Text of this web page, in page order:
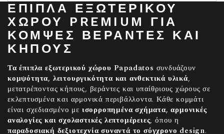
ΈΠΙΠΛΑ ΕΞΩΤΕΡΙΚΟΎ
ΧΏΡΟΥ PREMIUM ΓΙΑ
ΚΟΜΨΈΣ ΒΕΡΆΝΤΕΣ ΚΑΙ
ΚΉΠΟΥΣ
Τα έπιπλα εξωτερικού χώρου Papadatos συνδυάζουν
κομψότητα, λειτουργικότητα και ανθεκτικά υλικά,
μετατρέποντας κήπους, βεράντες και υπαίθριους χώρους σε
εκλεπτυσμένα και αρμονικά περιβάλλοντα. Κάθε κομμάτι
είναι σχεδιασμένο με ισορροπημένα σχήματα, αρμονικές
αναλογίες και σχολαστικές λεπτομέρειες, όπου η
παραδοσιακή δεξιοτεχνία συναντά το σύγχρονο design.